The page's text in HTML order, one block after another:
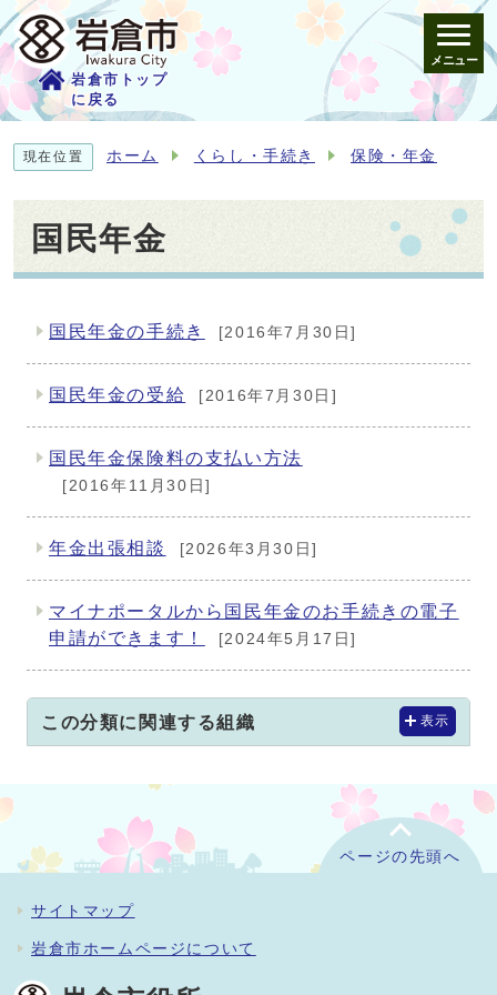
岩倉市トップ
に戻る
メニュー
現在位置 ホーム くらし・手続き 保険・年金
国民年金
メインメニュー
国民年金の手続き [2016年7月30日]
国民年金の受給 [2016年7月30日]
国民年金保険料の支払い方法
[2016年11月30日]
年金出張相談 [2026年3月30日]
マイナポータルから国民年金のお手続きの電子
申請ができます！
[2024年5月17日]
この分類に関連する組織 表示
ページの先頭へ
サイトマップ
岩倉市ホームページについて